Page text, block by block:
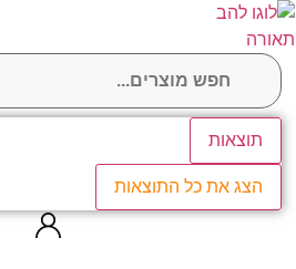
דלג
לתוכן
תוצאות
הצג את כל התוצאות